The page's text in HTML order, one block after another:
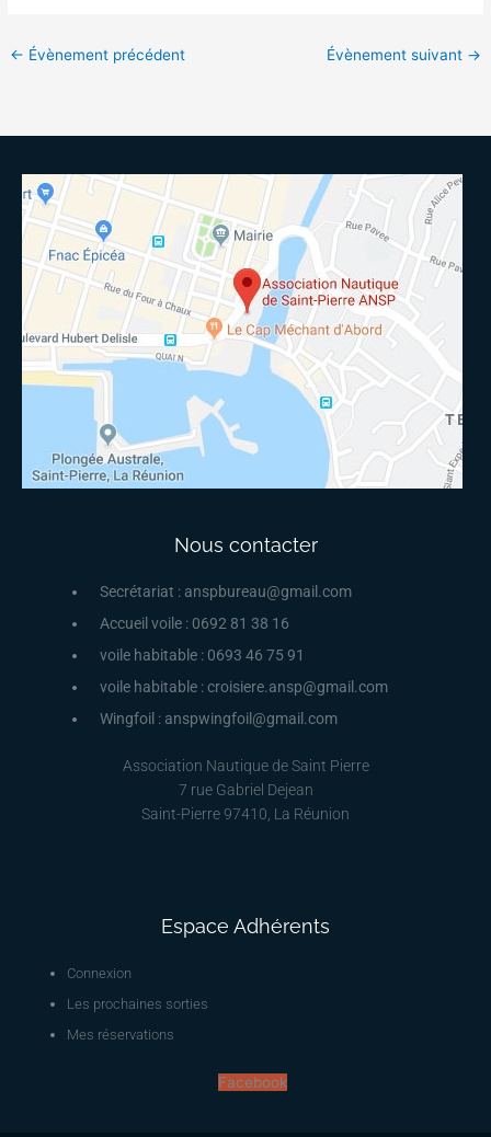
← Évènement précédent Évènement suivant →
Nous contacter
Secrétariat : anspbureau@gmail.com
Accueil voile : 0692 81 38 16
voile habitable : 0693 46 75 91
voile habitable : croisiere.ansp@gmail.com
Wingfoil : anspwingfoil@gmail.com
Association Nautique de Saint Pierre
7 rue Gabriel Dejean
Saint-Pierre 97410, La Réunion
Espace Adhérents
Connexion
Les prochaines sorties
Mes réservations
Facebook